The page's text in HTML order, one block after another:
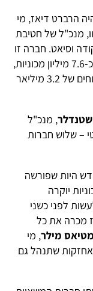
הרברט דיאז, מי
מנכ"ל של חטיבת
וסיאט. חברה זו
לבדה תהיה אחראית על ייצור ומכירות של כ-7.6 מיליון מכוניות,
מכירות בהיקף של כ-119 מיליארד אירו ורווחים של 3.2 מיליאר
, מנכ"ל
– שלוש חברות
היות שפורשה
יוקרה
לפני כשני
מכרה את כל
מטיאס מילר, מי
שתנהל גם